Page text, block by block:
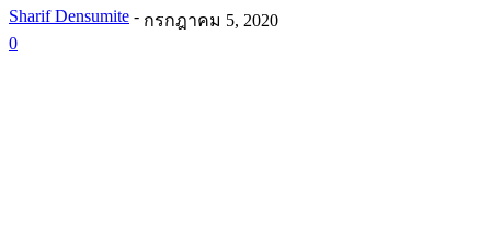
Sharif Densumite - กรกฎาคม 5, 2020
0